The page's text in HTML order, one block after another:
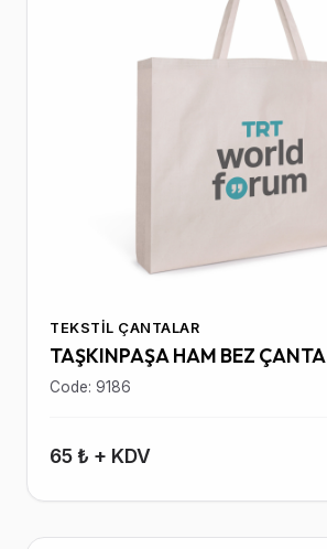
TEKSTIL ÇANTALAR
TAŞKINPAŞA HAM BEZ ÇANTA
Code: 9186
65 ₺ + KDV